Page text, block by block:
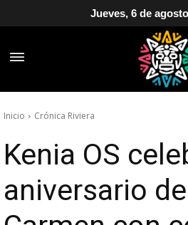
Jueves, 6 de
Inicio Crónica Riviera
Kenia OS
aniversario